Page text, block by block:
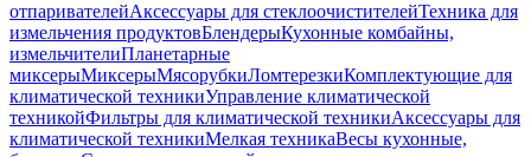
отпаривателейАксессуары для стеклоочистителейТехника для
измельчения продуктовБлендерыКухонные комбайны,
измельчителиПланетарные
миксерыМиксерыМясорубкиЛомтерезкиКомплектующие для
климатической техникиУправление климатической
техникойФильтры для климатической техникиАксессуары для
климатической техникиМелкая техникаВесы кухонные,